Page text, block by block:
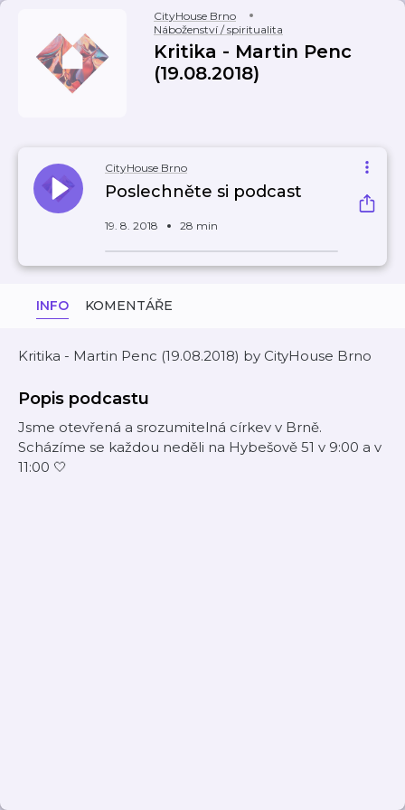
CityHouse Brno
Náboženství / spiritualita
Kritika - Martin Penc
(19.08.2018)
CityHouse Brno
Poslechněte si podcast
19. 8. 2018 28 min
INFO KOMENTÁŘE
Kritika - Martin Penc (19.08.2018) by CityHouse Brno
Popis podcastu
Jsme otevřená a srozumitelná církev v Brně.
Scházíme se každou neděli na Hybešově 51 v 9:00 a v
11:00 🤍